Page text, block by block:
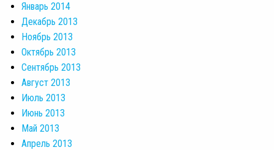
Январь 2014
Декабрь 2013
Ноябрь 2013
Октябрь 2013
Сентябрь 2013
Август 2013
Июль 2013
Июнь 2013
Май 2013
Апрель 2013